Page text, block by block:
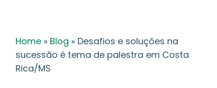
Home » Blog » Desafios e soluções na
sucessão é tema de palestra em Costa
Rica/MS